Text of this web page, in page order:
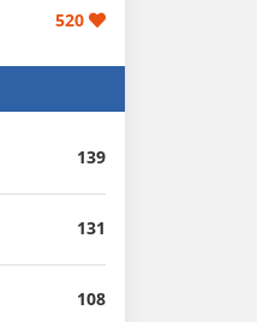
520
139
131
108